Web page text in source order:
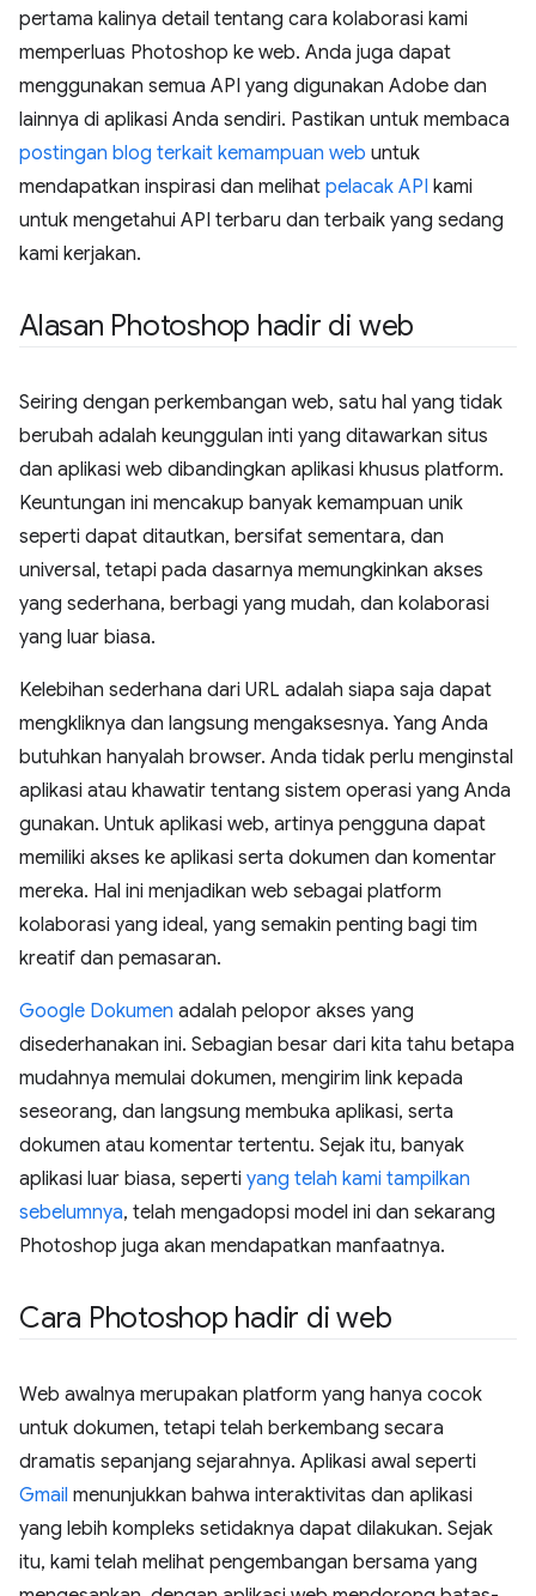
pertama kalinya detail tentang cara kolaborasi kami
memperluas Photoshop ke web. Anda juga dapat
menggunakan semua API yang digunakan Adobe dan
lainnya di aplikasi Anda sendiri. Pastikan untuk membaca
postingan blog terkait kemampuan web untuk
mendapatkan inspirasi dan melihat pelacak API kami
untuk mengetahui API terbaru dan terbaik yang sedang
kami kerjakan.
Alasan Photoshop hadir di web
Seiring dengan perkembangan web, satu hal yang tidak
berubah adalah keunggulan inti yang ditawarkan situs
dan aplikasi web dibandingkan aplikasi khusus platform.
Keuntungan ini mencakup banyak kemampuan unik
seperti dapat ditautkan, bersifat sementara, dan
universal, tetapi pada dasarnya memungkinkan akses
yang sederhana, berbagi yang mudah, dan kolaborasi
yang luar biasa.
Kelebihan sederhana dari URL adalah siapa saja dapat
mengkliknya dan langsung mengaksesnya. Yang Anda
butuhkan hanyalah browser. Anda tidak perlu menginstal
aplikasi atau khawatir tentang sistem operasi yang Anda
gunakan. Untuk aplikasi web, artinya pengguna dapat
memiliki akses ke aplikasi serta dokumen dan komentar
mereka. Hal ini menjadikan web sebagai platform
kolaborasi yang ideal, yang semakin penting bagi tim
kreatif dan pemasaran.
Google Dokumen adalah pelopor akses yang
disederhanakan ini. Sebagian besar dari kita tahu betapa
mudahnya memulai dokumen, mengirim link kepada
seseorang, dan langsung membuka aplikasi, serta
dokumen atau komentar tertentu. Sejak itu, banyak
aplikasi luar biasa, seperti yang telah kami tampilkan
sebelumnya, telah mengadopsi model ini dan sekarang
Photoshop juga akan mendapatkan manfaatnya.
Cara Photoshop hadir di web
Web awalnya merupakan platform yang hanya cocok
untuk dokumen, tetapi telah berkembang secara
dramatis sepanjang sejarahnya. Aplikasi awal seperti
Gmail menunjukkan bahwa interaktivitas dan aplikasi
yang lebih kompleks setidaknya dapat dilakukan. Sejak
itu, kami telah melihat pengembangan bersama yang